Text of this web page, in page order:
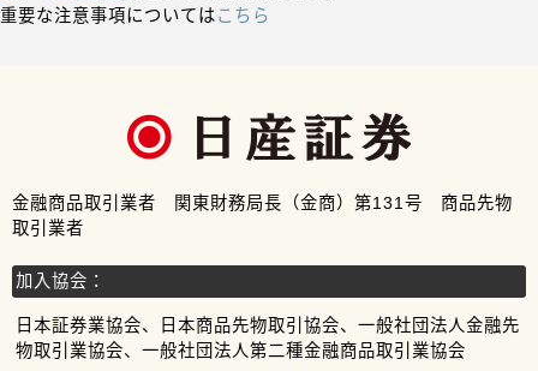
重要な注意事項についてはこちら
金融商品取引業者 関東財務局長（金商）第131号 商品先物
取引業者
加入協会：
日本証券業協会、日本商品先物取引協会、一般社団法人金融先
物取引業協会、一般社団法人第二種金融商品取引業協会